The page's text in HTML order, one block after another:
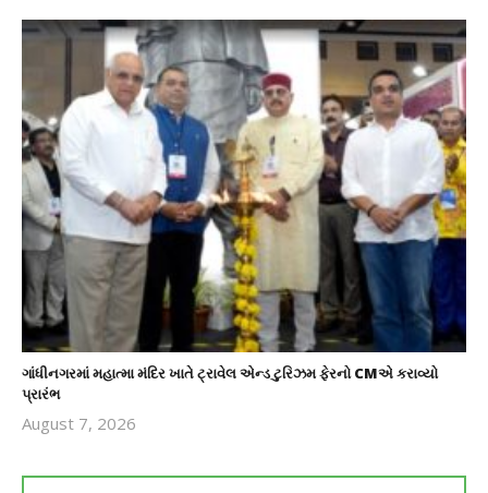
ગાંધીનગરમાં મહાત્મા મંદિર ખાતે ટ્રાવેલ એન્ડ ટુરિઝમ ફેરનો CMએ કરાવ્યો
પ્રારંભ
August 7, 2026